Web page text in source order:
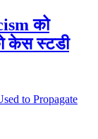
को
केस स्टडी